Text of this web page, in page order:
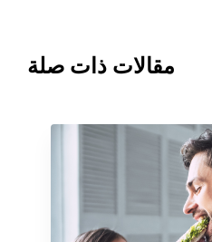
مقالات ذات صلة